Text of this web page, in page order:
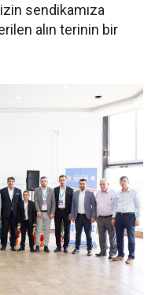
sendikamıza
alın terinin bir